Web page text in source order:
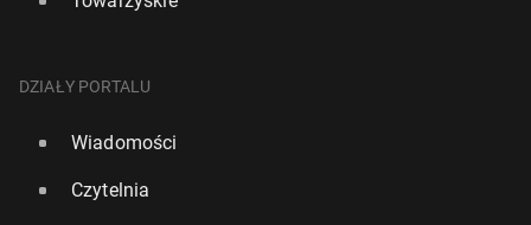
DZIAŁY PORTALU
Wiadomości
Czytelnia